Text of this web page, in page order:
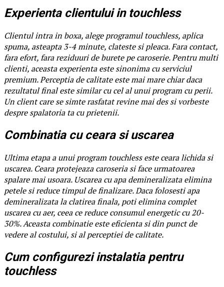
Experienta clientului in touchless
Clientul intra in boxa, alege programul touchless, aplica
spuma, asteapta 3-4 minute, clateste si pleaca. Fara contact,
fara efort, fara reziduuri de burete pe caroserie. Pentru multi
clienti, aceasta experienta este sinonima cu serviciul
premium. Perceptia de calitate este mai mare chiar daca
rezultatul final este similar cu cel al unui program cu perii.
Un client care se simte rasfatat revine mai des si vorbeste
despre spalatoria ta cu prietenii.
Combinatia cu ceara si uscarea
Ultima etapa a unui program touchless este ceara lichida si
uscarea. Ceara protejeaza caroseria si face urmatoarea
spalare mai usoara. Uscarea cu apa demineralizata elimina
petele si reduce timpul de finalizare. Daca folosesti apa
demineralizata la clatirea finala, poti elimina complet
uscarea cu aer, ceea ce reduce consumul energetic cu 20-
30%. Aceasta combinatie este eficienta si din punct de
vedere al costului, si al perceptiei de calitate.
Cum configurezi instalatia pentru
touchless